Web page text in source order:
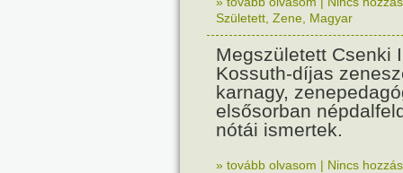
Született Zene Magyar
Megszületett Csenki
Kossuth-díjas
karnagy,
elsősorban
nótái ismertek.
» tovább olvasom | Nincs